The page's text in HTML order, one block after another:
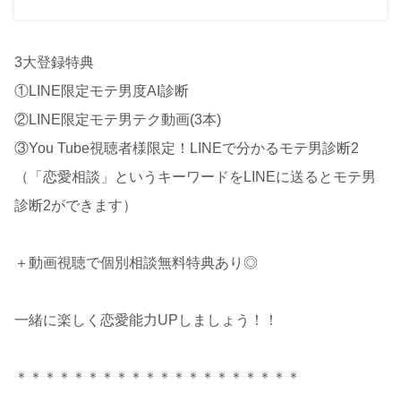
3大登録特典
①LINE限定モテ男度AI診断
②LINE限定モテ男テク動画(3本)
③You Tube視聴者様限定！LINEで分かるモテ男診断2
（「恋愛相談」というキーワードをLINEに送るとモテ男
診断2ができます）
＋動画視聴で個別相談無料特典あり◎
一緒に楽しく恋愛能力UPしましょう！！
＊＊＊＊＊＊＊＊＊＊＊＊＊＊＊＊＊＊＊＊